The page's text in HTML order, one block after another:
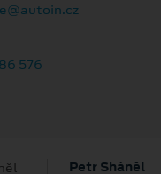
576
Petr Sháněl